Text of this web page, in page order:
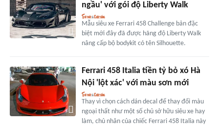
ngầu' với gói độ Liberty Walk
Mẫu siêu xe Ferrari 458 Challenge bản đặc
biệt mới đây đã được hãng độ Liberty Walk
nâng cấp bộ bodykit có tên Silhouette.
Ferrari 458 Italia tiền tỷ bỏ xó Hà
Nội 'lột xác' với màu sơn mới
Thay vì chọn cách dán decal để thay đổi màu
ngoại thất như một số chủ sở hữu siêu xe hay
làm, chủ nhân của chiếc Ferrari 458 Italia này